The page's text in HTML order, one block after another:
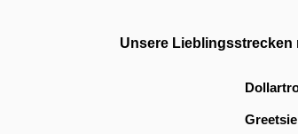
Greetsiel
Unsere Lieblingsstrecken